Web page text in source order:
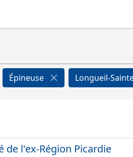
Épineuse Longueil-
de l'ex-Région Picardie